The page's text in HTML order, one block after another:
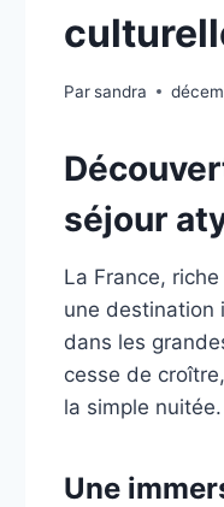
Parsandra
séjour
La France,
une destination
dans les
cesse de
la simple nuitée.
Une